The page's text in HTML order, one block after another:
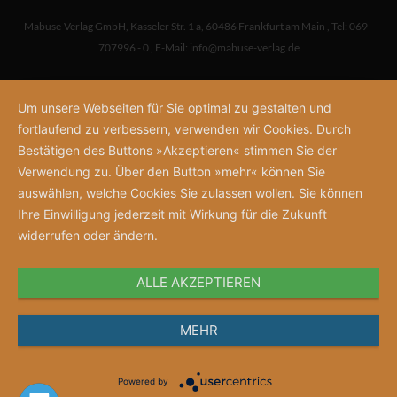
Mabuse-Verlag GmbH, Kasseler Str. 1 a, 60486 Frankfurt am Main , Tel: 069 -
707996 - 0 , E-Mail: info@mabuse-verlag.de
Um unsere Webseiten für Sie optimal zu gestalten und
fortlaufend zu verbessern, verwenden wir Cookies. Durch
Bestätigen des Buttons »Akzeptieren« stimmen Sie der
Verwendung zu. Über den Button »mehr« können Sie
auswählen, welche Cookies Sie zulassen wollen. Sie können
Ihre Einwilligung jederzeit mit Wirkung für die Zukunft
widerrufen oder ändern.
ALLE AKZEPTIEREN
MEHR
Powered by